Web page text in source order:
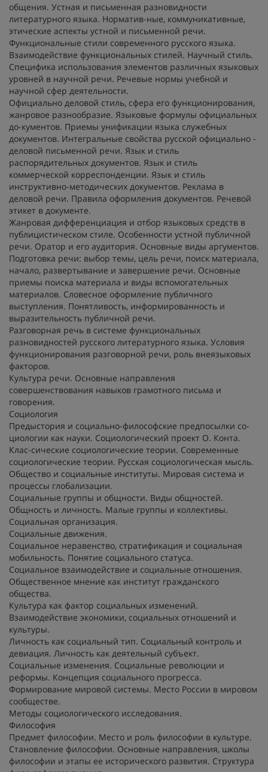
общения. Устная и письменная разновидности
литературного языка. Норматив-ные, коммуникативные,
этические аспекты устной и письменной речи.
Функциональные стили современного русского языка.
Взаимодействие функциональных стилей. Научный стиль.
Специфика использования элементов различных языковых
уровней в научной речи. Речевые нормы учебной и
научной сфер деятельности.
Официально деловой стиль, сфера его функционирования,
жанровое разнообразие. Языковые формулы официальных
до-кументов. Приемы унификации языка служебных
документов. Интегральные свойства русской официально -
деловой письменной речи. Язык и стиль
распорядительных документов. Язык и стиль
коммерческой корреспонденции. Язык и стиль
инструктивно-методических документов. Реклама в
деловой речи. Правила оформления документов. Речевой
этикет в документе.
Жанровая дифференциация и отбор языковых средств в
публицистическом стиле. Особенности устной публичной
речи. Оратор и его аудитория. Основные виды аргументов.
Подготовка речи: выбор темы, цель речи, поиск материала,
начало, развертывание и завершение речи. Основные
приемы поиска материала и виды вспомогательных
материалов. Словесное оформление публичного
выступления. Понятливость, информированность и
выразительность публичной речи.
Разговорная речь в системе функциональных
разновидностей русского литературного языка. Условия
функционирования разговорной речи, роль внеязыковых
факторов.
Культура речи. Основные направления
совершенствования навыков грамотного письма и
говорения.
Социология
Предыстория и социально-философские предпосылки со-
циологии как науки. Социологический проект О. Конта.
Клас-сические социологические теории. Современные
социологические теории. Русская социологическая мысль.
Общество и социальные институты. Мировая система и
процессы глобализации.
Социальные группы и общности. Виды общностей.
Общность и личность. Малые группы и коллективы.
Социальная организация.
Социальные движения.
Социальное неравенство, стратификация и социальная
мобильность. Понятие социального статуса.
Социальное взаимодействие и социальные отношения.
Общественное мнение как институт гражданского
общества.
Культура как фактор социальных изменений.
Взаимодействие экономики, социальных отношений и
культуры.
Личность как социальный тип. Социальный контроль и
девиация. Личность как деятельный субъект.
Социальные изменения. Социальные революции и
реформы. Концепция социального прогресса.
Формирование мировой системы. Место России в мировом
сообществе.
Методы социологического исследования.
Философия
Предмет философии. Место и роль философии в культуре.
Становление философии. Основные направления, школы
философии и этапы ее исторического развития. Структура